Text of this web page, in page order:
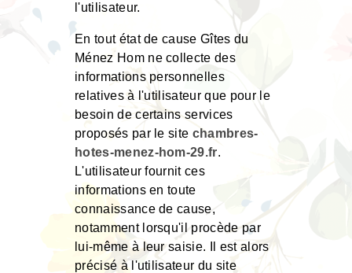
l'utilisateur.
En tout état de cause Gîtes du
Ménez Hom ne collecte des
informations personnelles
relatives à l'utilisateur que pour le
besoin de certains services
proposés par le site chambres-
hotes-menez-hom-29.fr.
L'utilisateur fournit ces
informations en toute
connaissance de cause,
notamment lorsqu'il procède par
lui-même à leur saisie. Il est alors
précisé à l'utilisateur du site